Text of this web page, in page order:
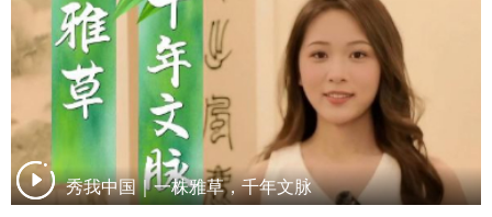
秀我中国｜一株雅草，千年文脉